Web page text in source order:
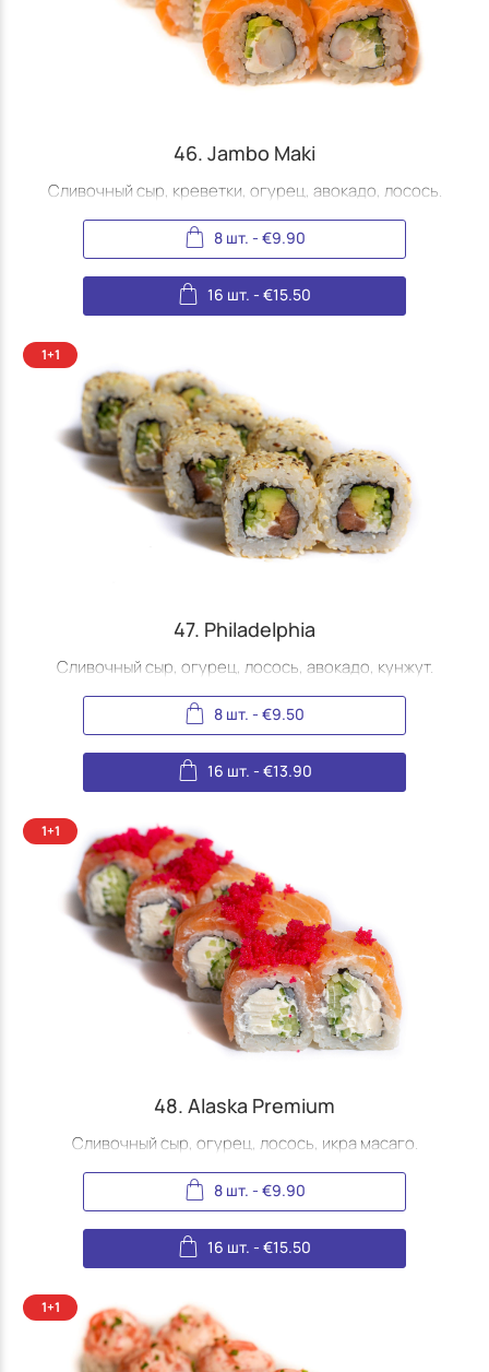
46. Jambo Maki
Сливочный сыр, креветки, огурец, авокадо, лосось.
8 шт. - €9.90
16 шт. - €15.50
47. Philadelphia
Сливочный сыр, огурец, лосось, авокадо, кунжут.
8 шт. - €9.50
16 шт. - €13.90
48. Alaska Premium
Сливочный сыр, огурец, лосось, икра масаго.
8 шт. - €9.90
16 шт. - €15.50